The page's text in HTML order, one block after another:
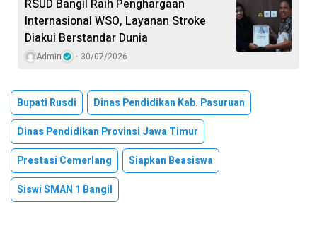
RSUD Bangil Raih Penghargaan
Internasional WSO, Layanan Stroke
Diakui Berstandar Dunia
Admin 30/07/2026
Bupati Rusdi
Dinas Pendidikan Kab. Pasuruan
Dinas Pendidikan Provinsi Jawa Timur
Prestasi Cemerlang
Siapkan Beasiswa
Siswi SMAN 1 Bangil